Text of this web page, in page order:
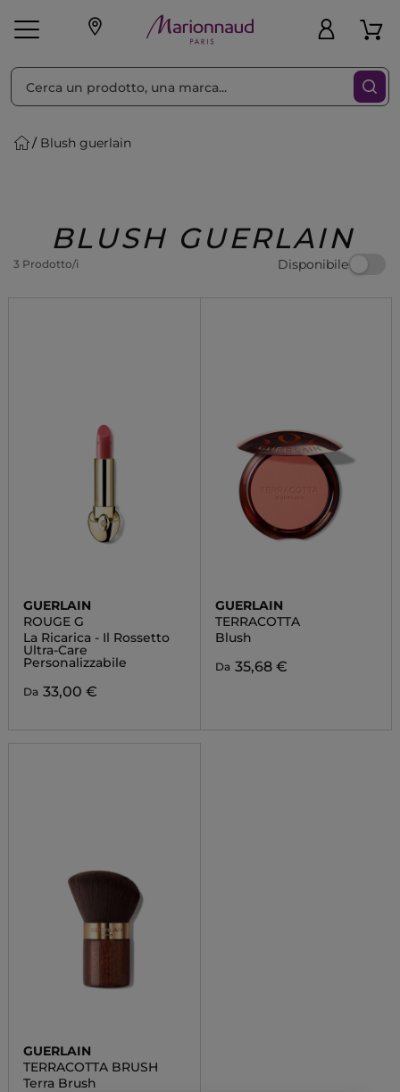
Make-up
Regalo
Blush guerlain
BLUSH GUERLAIN
3 Prodotto/i Disponibile
Ordina per Filtra
GUERLAIN
ROUGE G
La Ricarica - Il Rossetto
Ultra-Care
Personalizzabile
Da 33,00 €
GUERLAIN
TERRACOTTA
Blush
Da 35,68 €
GUERLAIN
TERRACOTTA BRUSH
Terra Brush